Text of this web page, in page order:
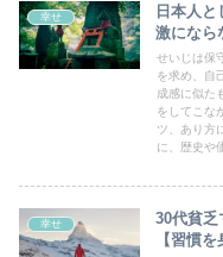
幸せ
日本人
激になら
せいじは保
を求め、自
成感に似た
をしてこな
ツ、あり方
に、歴史や
幸せ
30代貧
【習慣